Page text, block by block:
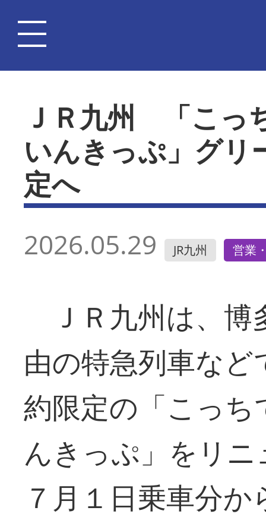
ＪＲ九州 「こっ
いんきっぷ」グリ
定へ
2026.05.29 JR九州 営業
ＪＲ九州は、博
由の特急列車な
約限定の「こっ
んきっぷ」をリ
７月１日乗車分